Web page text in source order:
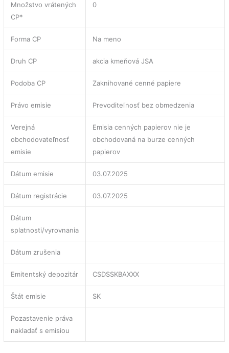
Množstvo vrátených
CP*
0
Forma CP Na meno
Druh CP akcia kmeňová JSA
Podoba CP Zaknihované cenné papiere
Právo emisie Prevoditeľnosť bez obmedzenia
Verejná
obchodovateľnosť
emisie
Emisia cenných papierov nie je
obchodovaná na burze cenných
papierov
Dátum emisie 03.07.2025
Dátum registrácie 03.07.2025
Dátum
splatnosti/vyrovnania
Dátum zrušenia
Emitentský depozitár CSDSSKBAXXX
Štát emisie SK
Pozastavenie práva
nakladať s emisiou